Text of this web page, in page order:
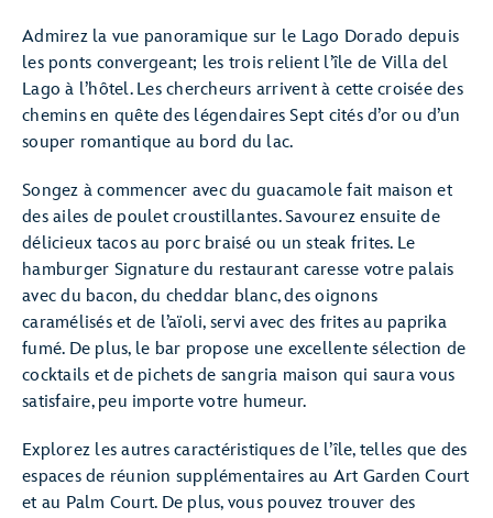
Admirez la vue panoramique sur le Lago Dorado depuis
les ponts convergeant; les trois relient l’île de Villa del
Lago à l’hôtel. Les chercheurs arrivent à cette croisée des
chemins en quête des légendaires Sept cités d’or ou d’un
souper romantique au bord du lac.
Songez à commencer avec du guacamole fait maison et
des ailes de poulet croustillantes. Savourez ensuite de
délicieux tacos au porc braisé ou un steak frites. Le
hamburger Signature du restaurant caresse votre palais
avec du bacon, du cheddar blanc, des oignons
caramélisés et de l’aïoli, servi avec des frites au paprika
fumé. De plus, le bar propose une excellente sélection de
cocktails et de pichets de sangria maison qui saura vous
satisfaire, peu importe votre humeur.
Explorez les autres caractéristiques de l’île, telles que des
espaces de réunion supplémentaires au Art Garden Court
et au Palm Court. De plus, vous pouvez trouver des